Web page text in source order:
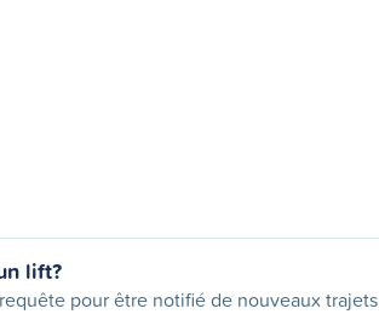
lift?
pour être notifié de nouveaux trajets